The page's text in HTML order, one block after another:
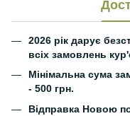
2026 рік дарує
всіх замовлень
Мінімальна сума
- 500 грн.
Відправка Новою